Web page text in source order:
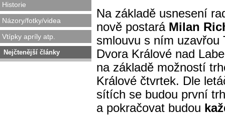
Historie
Názory/fotky/videa
Vtípky apríly atp.
Nejčtenější články
Na základě usnesení
nově postará Milan
smlouvu s ním uzavřou
Dvora Králové nad
na základě možností
Králové čtvrtek. Dle
sítích se budou první
a pokračovat budou